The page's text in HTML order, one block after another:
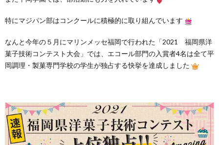
特にマジパン部はコンクールに積極的に取り組んでいます
なんと今年の５月にマリンメッセ福岡で行われた「2021 福岡県洋
菓子技術コンテスト大会」では、エコール部門の入賞者4名は全て平
岡調理・製菓専門学校の学生が独占する快挙を達成しました